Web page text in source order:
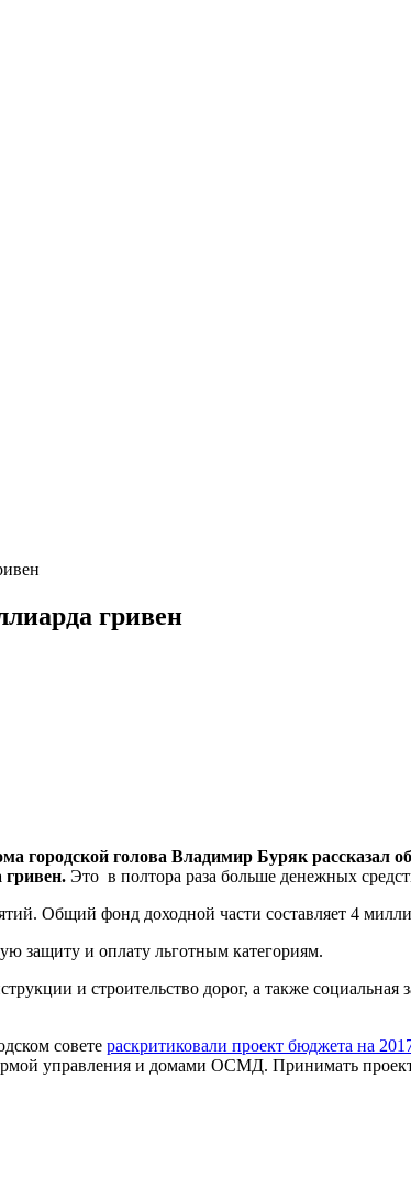
гривен
городской голова Владимир Буряк рассказал
гривен. Это в полтора раза больше денежных
Общий фонд доходной части составляет 4
защиту и оплату льготным категориям.
и строительство дорог, а также
совете раскритиковали проект бюджета на
управления и домами ОСМД. Принимать проект